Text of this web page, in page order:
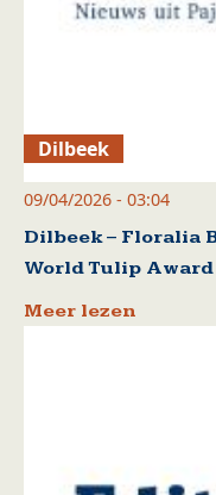
Dilbeek
09/04/2026 - 03:04
Dilbeek – Floralia
World Tulip
Meer lezen